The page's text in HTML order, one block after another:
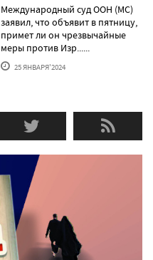
Международный суд ООН (МС)
заявил, что объявит в пятницу,
примет ли он чрезвычайные
меры против Изр......
25 ЯНВАРЯ'2024